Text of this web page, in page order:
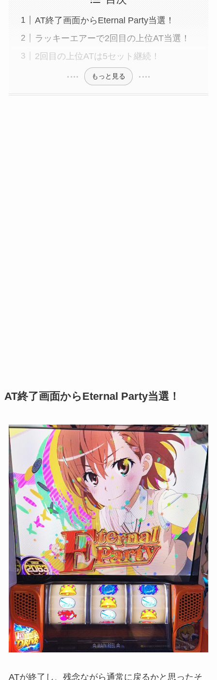
AT終了画面からEternal Party当選！
ラッキーエアーで2回目の上位AT当選！
2回目の上位ATは5セット継続！
もっと見る
AT終了画面からEternal Party当選！
ATが終了し、残念ながら通常に戻るかと思ったそ